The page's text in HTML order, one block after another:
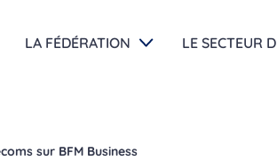
LA FÉDÉRATION LE SECTEUR
sur BFM Business